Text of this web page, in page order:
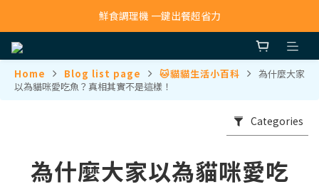
寵物吸毛機 吸毛清淨抗敏一次搞定
鮮食調理機 一鍵出餐超省力
Home Blog list page 🐱貓貓生活小百科
為什麼大家
以為貓咪愛吃魚？真相其實不是這樣！
Categories
為什麼大家以為貓咪愛吃